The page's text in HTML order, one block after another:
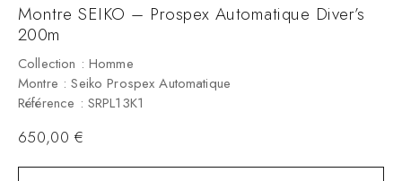
Montre SEIKO – Prospex Automatique Diver’s
200m
Collection : Homme
Montre : Seiko Prospex Automatique
Référence : SRPL13K1
650,00 €